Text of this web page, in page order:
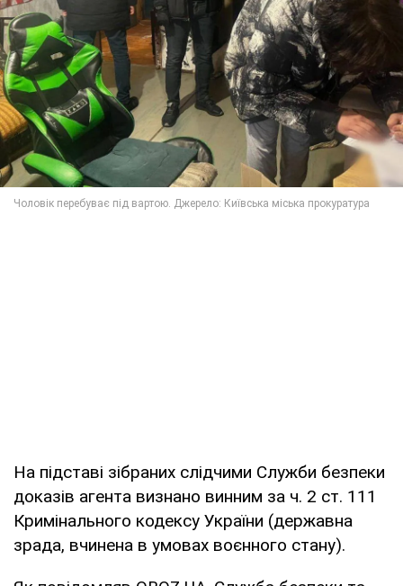
На підставі зібраних слідчими Служби безпеки
доказів агента визнано винним за ч. 2 ст. 111
Кримінального кодексу України (державна
зрада, вчинена в умовах воєнного стану).